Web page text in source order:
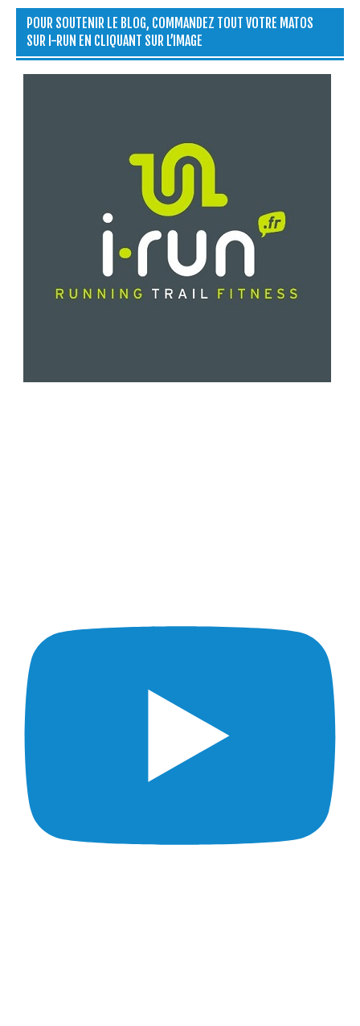
POUR SOUTENIR LE BLOG, COMMANDEZ TOUT VOTRE MATOS
SUR I-RUN EN CLIQUANT SUR L’IMAGE